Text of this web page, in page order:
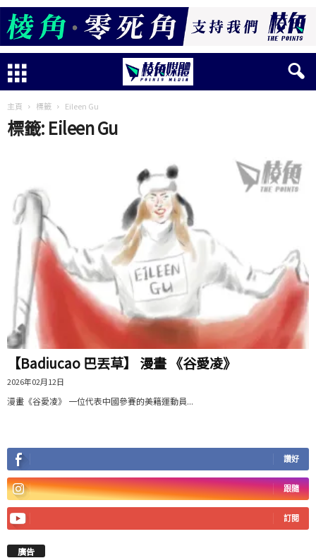
主頁 標籤 Eileen Gu
標籤: Eileen Gu
【Badiucao 巴丟草】 漫畫 《谷愛凌》
2026年02月12日
漫畫《谷愛凌》 一位代表中國參賽的美籍運動員...
讚好
跟隨
訂閱
廣告